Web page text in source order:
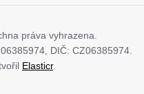
práva vyhrazena.
DIČ: CZ06385974.
Elasticr.